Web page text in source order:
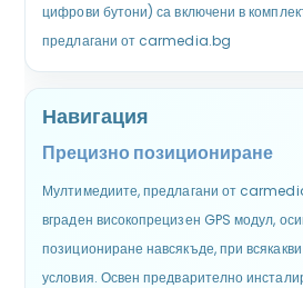
цифрови бутони) са включени в
предлагани от carmedia.bg
Навигация
Прецизно позициониране
Мултимедиите, предлагани от
вграден високопрецизен GPS модул,
позициониране навсякъде, при
условия. Освен предварително